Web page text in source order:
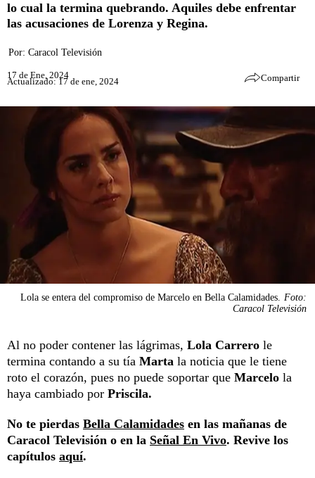
lo cual la termina quebrando. Aquiles debe enfrentar
las acusaciones de Lorenza y Regina.
Por: Caracol Televisión
17 de Ene, 2024
Actualizado: 17 de ene, 2024 Compartir
Lola se entera del compromiso de Marcelo en Bella Calamidades.
Foto:
Caracol Televisión
Al no poder contener las lágrimas, Lola Carrero le
termina contando a su tía Marta la noticia que le tiene
roto el corazón, pues no puede soportar que Marcelo la
haya cambiado por Priscila.
No te pierdas Bella Calamidades en las mañanas de
Caracol Televisión o en la Señal En Vivo. Revive los
capítulos aquí.